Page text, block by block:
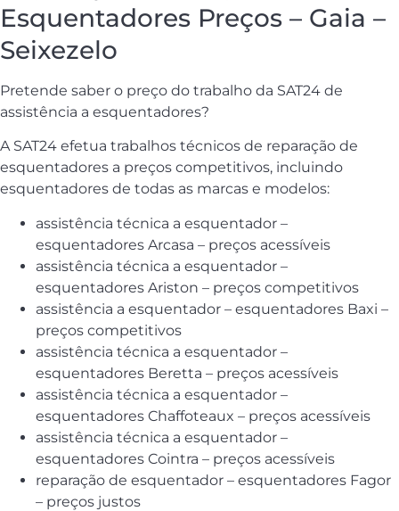
Esquentadores Preços – Gaia –
Seixezelo
Pretende saber o preço do trabalho da SAT24 de
assistência a esquentadores?
A SAT24 efetua trabalhos técnicos de reparação de
esquentadores a preços competitivos, incluindo
esquentadores de todas as marcas e modelos:
assistência técnica a esquentador –
esquentadores Arcasa – preços acessíveis
assistência técnica a esquentador –
esquentadores Ariston – preços competitivos
assistência a esquentador – esquentadores Baxi –
preços competitivos
assistência técnica a esquentador –
esquentadores Beretta – preços acessíveis
assistência técnica a esquentador –
esquentadores Chaffoteaux – preços acessíveis
assistência técnica a esquentador –
esquentadores Cointra – preços acessíveis
reparação de esquentador – esquentadores Fagor
– preços justos